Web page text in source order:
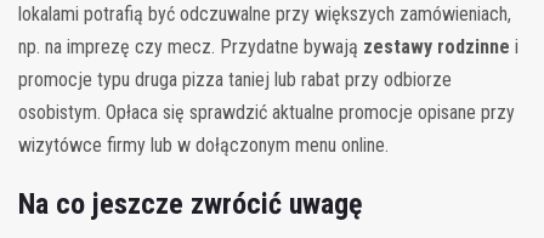
lokalami potrafią być odczuwalne przy większych zamówieniach,
np. na imprezę czy mecz. Przydatne bywają zestawy rodzinne i
promocje typu druga pizza taniej lub rabat przy odbiorze
osobistym. Opłaca się sprawdzić aktualne promocje opisane przy
wizytówce firmy lub w dołączonym menu online.
Na co jeszcze zwrócić uwagę